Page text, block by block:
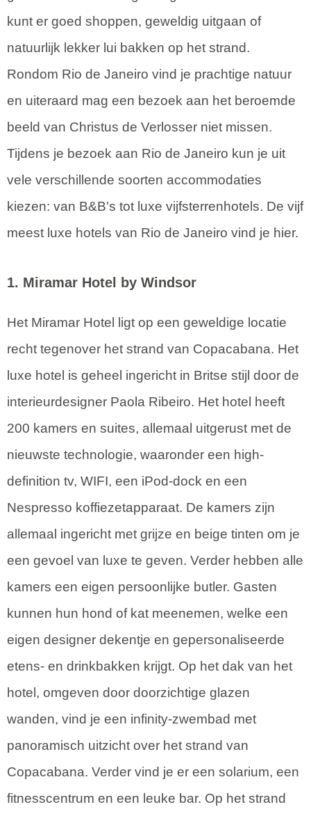
kunt er goed shoppen, geweldig uitgaan of
natuurlijk lekker lui bakken op het strand.
Rondom Rio de Janeiro vind je prachtige natuur
en uiteraard mag een bezoek aan het beroemde
beeld van Christus de Verlosser niet missen.
Tijdens je bezoek aan Rio de Janeiro kun je uit
vele verschillende soorten accommodaties
kiezen: van B&B's tot luxe vijfsterrenhotels. De vijf
meest luxe hotels van Rio de Janeiro vind je hier.
1. Miramar Hotel by Windsor
Het Miramar Hotel ligt op een geweldige locatie
recht tegenover het strand van Copacabana. Het
luxe hotel is geheel ingericht in Britse stijl door de
interieurdesigner Paola Ribeiro. Het hotel heeft
200 kamers en suites, allemaal uitgerust met de
nieuwste technologie, waaronder een high-
definition tv, WIFI, een iPod-dock en een
Nespresso koffiezetapparaat. De kamers zijn
allemaal ingericht met grijze en beige tinten om je
een gevoel van luxe te geven. Verder hebben alle
kamers een eigen persoonlijke butler. Gasten
kunnen hun hond of kat meenemen, welke een
eigen designer dekentje en gepersonaliseerde
etens- en drinkbakken krijgt. Op het dak van het
hotel, omgeven door doorzichtige glazen
wanden, vind je een infinity-zwembad met
panoramisch uitzicht over het strand van
Copacabana. Verder vind je er een solarium, een
fitnesscentrum en een leuke bar. Op het strand